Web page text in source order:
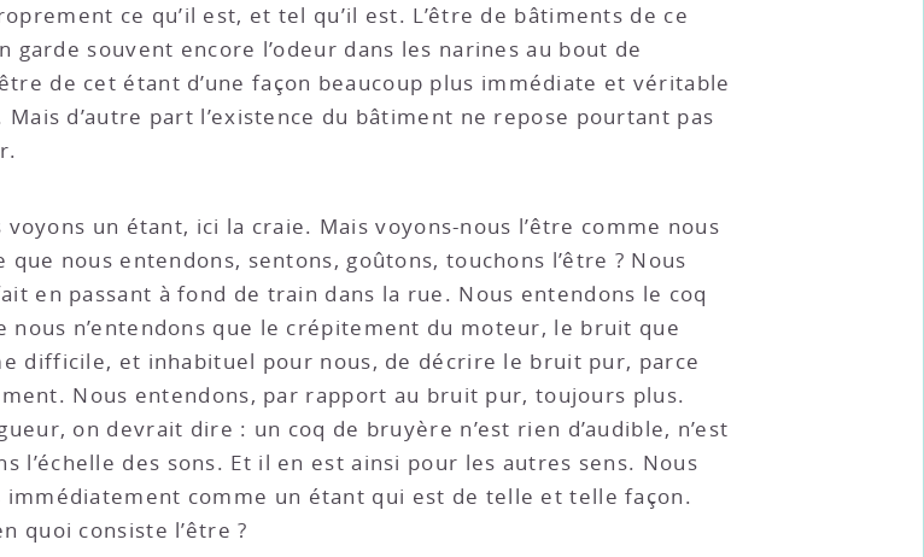
ce qu’il est, et tel qu’il est. L’être de bâtiments de ce
souvent encore l’odeur dans les narines au bout de
de cet étant d’une façon beaucoup plus immédiate et véritable
d’autre part l’existence du bâtiment ne repose pourtant pas
voyons un étant, ici la craie. Mais voyons-nous l’être comme nous
nous entendons, sentons, goûtons, touchons l’être ? Nous
en passant à fond de train dans la rue. Nous entendons le coq
n’entendons que le crépitement du moteur, le bruit que
difficile, et inhabituel pour nous, de décrire le bruit pur, parce
Nous entendons, par rapport au bruit pur, toujours plus.
on devrait dire : un coq de bruyère n’est rien d’audible, n’est
l’échelle des sons. Et il en est ainsi pour les autres sens. Nous
comme un étant qui est de telle et telle façon.
quoi consiste l’être ?